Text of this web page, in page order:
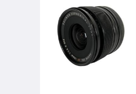
攝影燈-Harlowe
攝影燈-Skier
攝影燈-Zhiyun